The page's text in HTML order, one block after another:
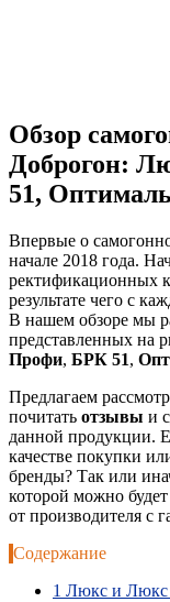
Обзор
Доброгон:
51,
Впервые о
начале 2018 года.
ректификационных
результате чего с
В нашем обзоре мы
представленных на
Профи, БРК 51,
Предлагаем
почитать отзывы и
данной продукции.
качестве покупки
бренды? Так или
которой можно
от производителя с
Содержание
1 Люкс и Люкс